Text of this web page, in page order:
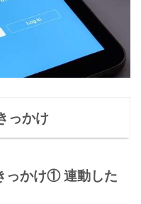
っかけ
っかけ① 連動した